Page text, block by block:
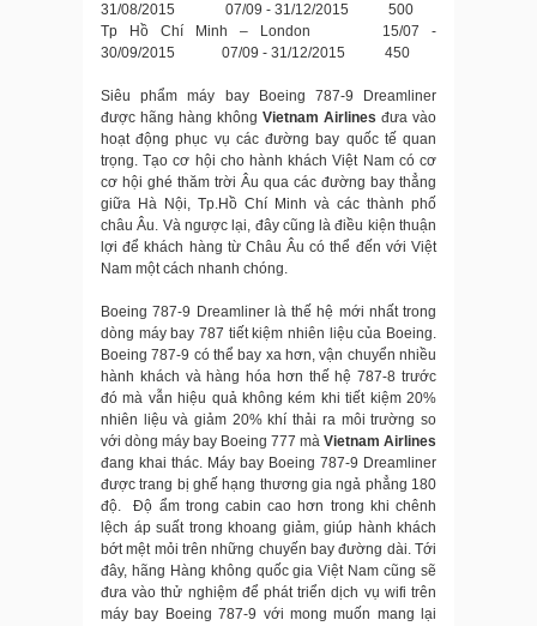
31/08/2015 07/09 - 31/12/2015 500
Tp Hồ Chí Minh – London 15/07 -
30/09/2015 07/09 - 31/12/2015 450
Siêu phẩm máy bay Boeing 787-9 Dreamliner
được hãng hàng không Vietnam Airlines đưa vào
hoạt động phục vụ các đường bay quốc tế quan
trọng. Tạo cơ hội cho hành khách Việt Nam có cơ
cơ hội ghé thăm trời Âu qua các đường bay thẳng
giữa Hà Nội, Tp.Hồ Chí Minh và các thành phố
châu Âu. Và ngược lại, đây cũng là điều kiện thuận
lợi để khách hàng từ Châu Âu có thể đến với Việt
Nam một cách nhanh chóng.
Boeing 787-9 Dreamliner là thế hệ mới nhất trong
dòng máy bay 787 tiết kiệm nhiên liệu của Boeing.
Boeing 787-9 có thể bay xa hơn, vận chuyển nhiều
hành khách và hàng hóa hơn thế hệ 787-8 trước
đó mà vẫn hiệu quả không kém khi tiết kiệm 20%
nhiên liệu và giảm 20% khí thải ra môi trường so
với dòng máy bay Boeing 777 mà Vietnam Airlines
đang khai thác. Máy bay Boeing 787-9 Dreamliner
được trang bị ghế hạng thương gia ngả phẳng 180
độ. Độ ẩm trong cabin cao hơn trong khi chênh
lệch áp suất trong khoang giảm, giúp hành khách
bớt mệt mỏi trên những chuyến bay đường dài. Tới
đây, hãng Hàng không quốc gia Việt Nam cũng sẽ
đưa vào thử nghiệm để phát triển dịch vụ wifi trên
máy bay Boeing 787-9 với mong muốn mang lại